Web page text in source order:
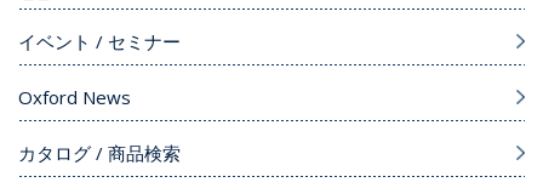
イベント / セミナー
Oxford News
カタログ / 商品検索